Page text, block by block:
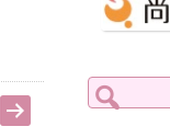
検
索: